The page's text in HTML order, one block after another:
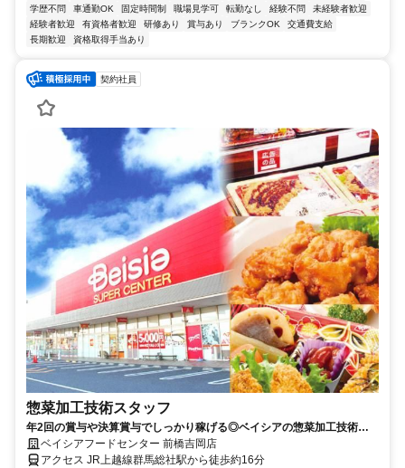
学歴不問
車通勤OK 固定時間制 職場見学可 転勤なし 経験不問
未経験者歓迎
経験者歓迎
有資格者歓迎 研修あり 賞与あり ブランクOK
交通費支給
長期歓迎
資格取得手当あり
契約社員
惣菜加工技術スタッフ
年2回の賞与や決算賞与でしっかり稼げる◎ベイシアの惣菜加工技術ス
タッフ（店舗専任社員）求人
ベイシアフードセンター 前橋吉岡店
アクセス JR上越線群馬総社駅から徒歩約16分